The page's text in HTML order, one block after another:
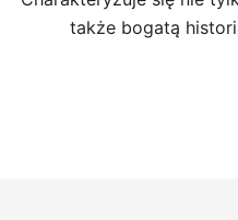
także bogatą